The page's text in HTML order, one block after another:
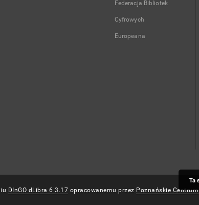
Federacja Bibliotek
Cyfrowych
Europeana
DInGO dLibra 6.3.17 opracowanemu przez Poznańskie
Ta